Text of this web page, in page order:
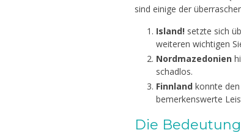
sind einige der
Island! setzte sich
weiteren wichtigen
Nordmazedonien
schadlos.
Finnland konnte
bemerkenswerte
Die